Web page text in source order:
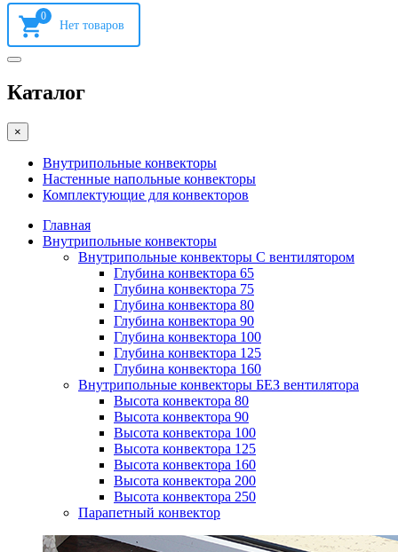
0
Каталог
×
Внутрипольные конвекторы
Настенные напольные конвекторы
Комплектующие для конвекторов
Главная
Внутрипольные конвекторы
Внутрипольные конвекторы С вентилятором
Глубина конвектора 65
Глубина конвектора 75
Глубина конвектора 80
Глубина конвектора 90
Глубина конвектора 100
Глубина конвектора 125
Глубина конвектора 160
Внутрипольные конвекторы БЕЗ вентилятора
Высота конвектора 80
Высота конвектора 90
Высота конвектора 100
Высота конвектора 125
Высота конвектора 160
Высота конвектора 200
Высота конвектора 250
Парапетный конвектор